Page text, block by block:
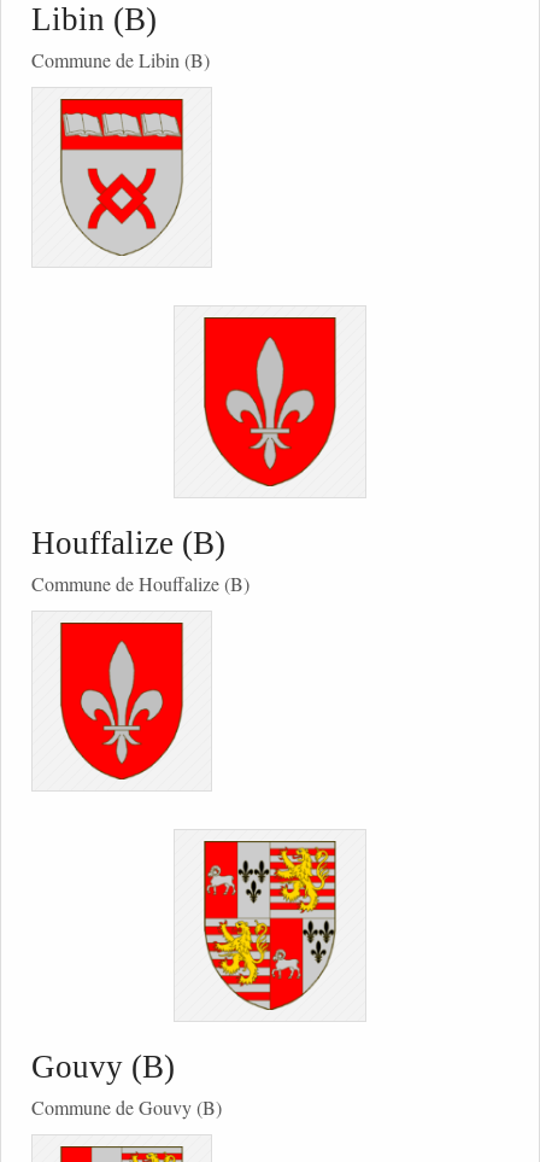
Libin (B)
Commune de Libin (B)
Houffalize (B)
Commune de Houffalize (B)
Gouvy (B)
Commune de Gouvy (B)